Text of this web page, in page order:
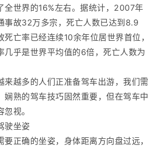
全世界的16%左右。据统计，2007年
事故32万多宗，死亡人数已达到8.9
死亡率已经连续10余年位居世界首位，
几乎是世界平均值的6倍，死亡人数为
越多的人们正准备驾车出游，我们需
娴熟的驾车技巧固然重要，但在驾车中
视。
坐姿
正确的坐姿，身体距离方向盘过远，